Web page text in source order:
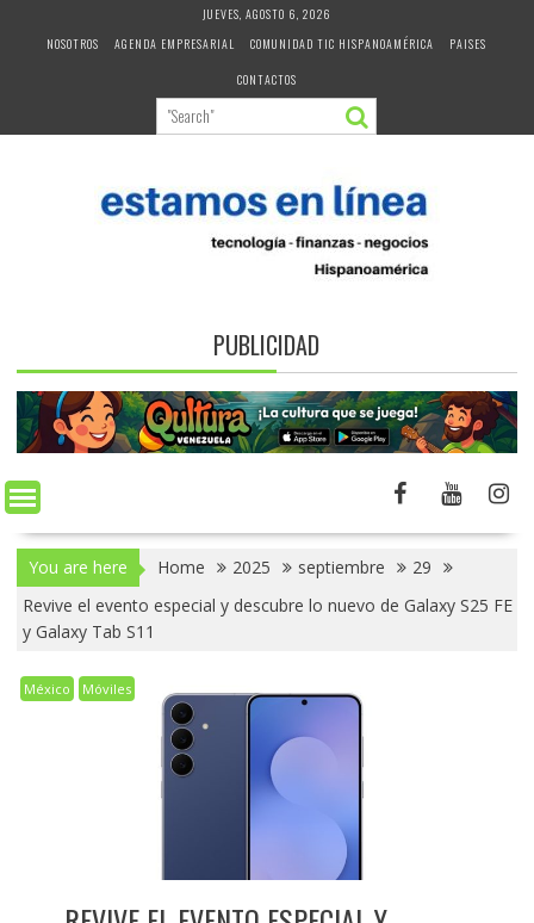
JUEVES, AGOSTO 6, 2026
NOSOTROS
AGENDA EMPRESARIAL COMUNIDAD TIC HISPANOAMÉRICA
PAISES
CONTACTOS
PUBLICIDAD
You are here Home 2025 septiembre
29
Revive el evento especial y descubre lo nuevo de Galaxy S25 FE
y Galaxy Tab S11
México Móviles